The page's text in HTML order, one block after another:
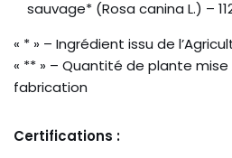
sauvage* (Rosa canina L.) –
« * » – Ingrédient issu de
« ** » – Quantité de plante
fabrication
Certifications :